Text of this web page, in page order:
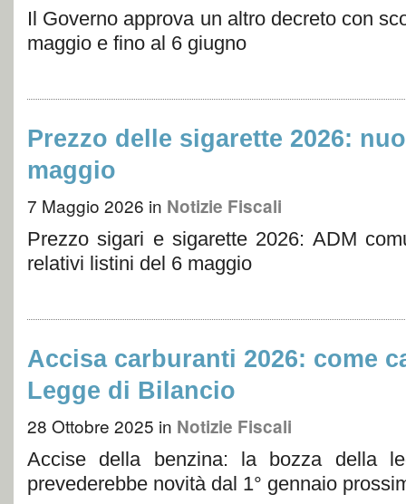
Il Governo approva un altro decreto con
maggio e fino al 6 giugno
Prezzo delle sigarette 2026:
maggio
7 Maggio 2026 in Notizie Fiscali
Prezzo sigari e sigarette 2026: ADM
relativi listini del 6 maggio
Accisa carburanti 2026: come
Legge di Bilancio
28 Ottobre 2025 in Notizie Fiscali
Accise della benzina: la bozza della
prevederebbe novità dal 1° gennaio